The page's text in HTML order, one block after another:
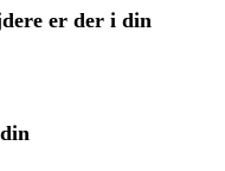
er der i din